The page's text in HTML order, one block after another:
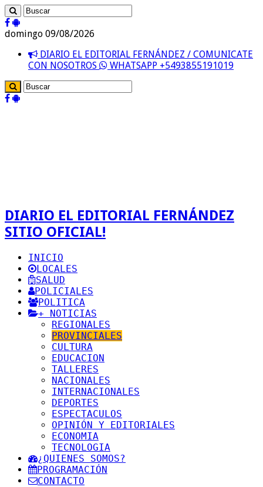
domingo 09/08/2026
DIARIO EL EDITORIAL FERNÁNDEZ / COMUNICATE
CON NOSOTROS
WHATSAPP +5493855191019
DIARIO EL EDITORIAL FERNÁNDEZ
SITIO OFICIAL!
INICIO
LOCALES
SALUD
POLICIALES
POLITICA
+ NOTICIAS
REGIONALES
PROVINCIALES
CULTURA
EDUCACION
TALLERES
NACIONALES
INTERNACIONALES
DEPORTES
ESPECTACULOS
OPINIÓN Y EDITORIALES
ECONOMIA
TECNOLOGIA
¿QUIENES SOMOS?
PROGRAMACIÓN
CONTACTO